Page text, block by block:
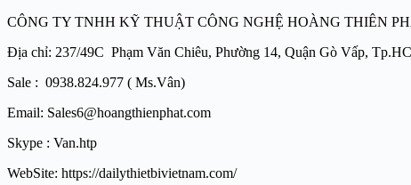
CÔNG TY TNHH KỸ THUẬT CÔNG NGHỆ HOÀNG THIÊN
Địa chỉ: 237/49C Phạm Văn Chiêu, Phường 14, Quận Gò Vấp,
Sale : 0938.824.977 ( Ms.Vân)
Email: Sales6@hoangthienphat.com
Skype : Van.htp
WebSite: https://dailythietbivietnam.com/